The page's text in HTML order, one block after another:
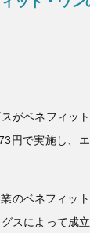
がベネフィッ
円で実施し、
のベネフィッ
スによって成